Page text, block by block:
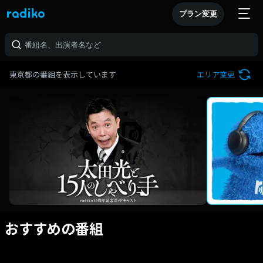
プラン変更
東京都の番組を表示しています エリア変更
おすすめの番組